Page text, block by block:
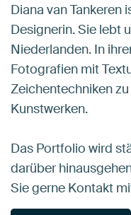
Diana van
Designerin. Sie lebt
Niederlanden. In
Fotografien mit
Zeichentechniken
Kunstwerken.
Das Portfolio wird
darüber
Sie gerne Kontakt